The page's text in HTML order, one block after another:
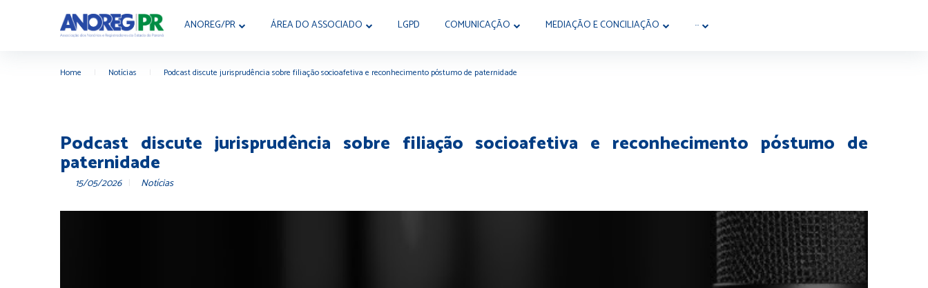
ANOREG/PR ÁREA DO ASSOCIADO LGPD COMUNICAÇÃO MEDIAÇÃO E CONCILIAÇÃO ···
Home Notícias Podcast discute jurisprudência sobre filiação socioafetiva e reconhecimento póstumo de paternidade
Podcast discute jurisprudência sobre filiação socioafetiva e reconhecimento póstumo de
paternidade
15/05/2026 Notícias